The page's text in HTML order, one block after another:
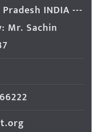
INDIA ---
Mr. Sachin